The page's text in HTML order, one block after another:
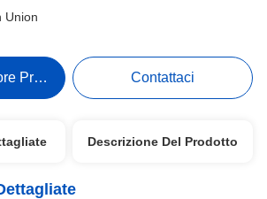
Union
Prezzo Contattaci
Descrizione Del Prodotto